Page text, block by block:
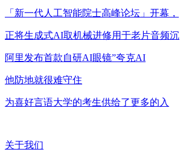
「新一代人工智能院士高峰论坛」开幕，
正将生成式AI取机械进修用于老片音频沉
阿里发布首款自研AI眼镜”夸克AI
他防地就很难守住
为喜好言语大学的考生供给了更多的入
关于我们